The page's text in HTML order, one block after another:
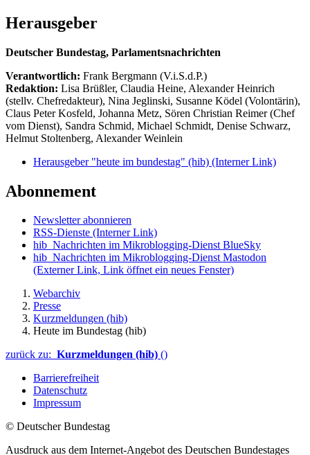
Herausgeber
Deutscher Bundestag, Parlamentsnachrichten
Verantwortlich: Frank Bergmann (V.i.S.d.P.)
Redaktion: Lisa Brüßler, Claudia Heine, Alexander Heinrich
(stellv. Chefredakteur), Nina Jeglinski, Susanne Ködel (Volontärin),
Claus Peter Kosfeld, Johanna Metz, Sören Christian Reimer (Chef
vom Dienst), Sandra Schmid, Michael Schmidt, Denise Schwarz,
Helmut Stoltenberg, Alexander Weinlein
Herausgeber "heute im bundestag" (hib) (Interner Link)
Abonnement
Newsletter abonnieren
RSS-Dienste (Interner Link)
hib_Nachrichten im Mikroblogging-Dienst BlueSky
hib_Nachrichten im Mikroblogging-Dienst Mastodon
(Externer Link, Link öffnet ein neues Fenster)
Webarchiv
Presse
Kurzmeldungen (hib)
Heute im Bundestag (hib)
zurück zu: Kurzmeldungen (hib) ()
Barrierefreiheit
Datenschutz
Impressum
© Deutscher Bundestag
Ausdruck aus dem Internet-Angebot des Deutschen Bundestages